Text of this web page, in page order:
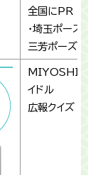
全国にPR
・埼玉ポーズ
三芳ポーズ
MIYOSHI
イドル
広報クイズ